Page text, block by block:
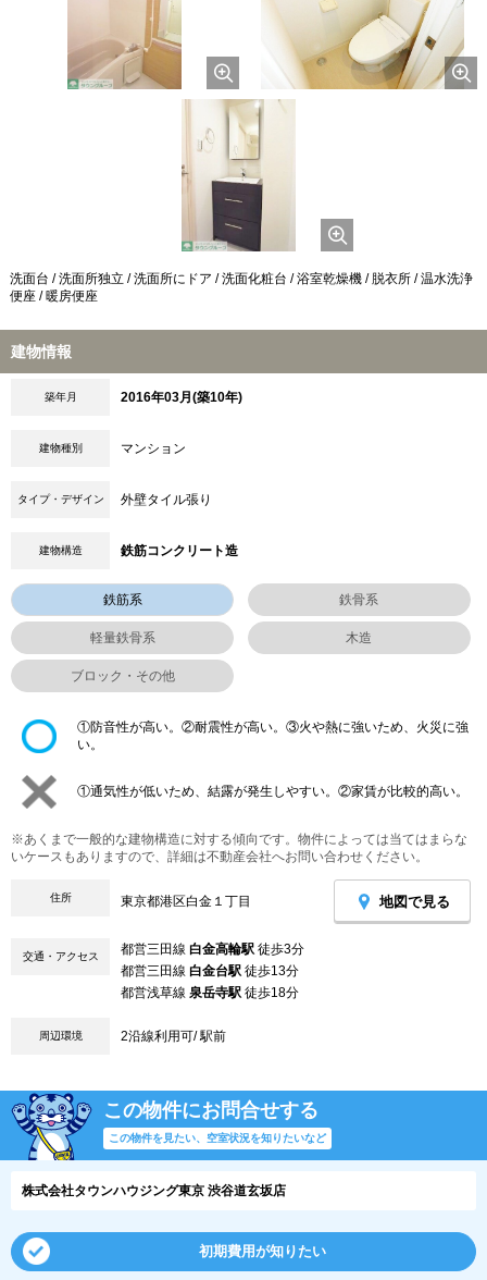
洗面台 / 洗面所独立 / 洗面所にドア / 洗面化粧台 / 浴室乾燥機 / 脱衣所 / 温水洗浄
便座 / 暖房便座
建物情報
築年月 2016年03月(築10年)
建物種別 マンション
タイプ・デザイン 外壁タイル張り
建物構造 鉄筋コンクリート造
鉄筋系 鉄骨系
軽量鉄骨系 木造
ブロック・その他
①防音性が高い。②耐震性が高い。③火や熱に強いため、火災に強
い。
①通気性が低いため、結露が発生しやすい。②家賃が比較的高い。
※あくまで一般的な建物構造に対する傾向です。物件によっては当てはまらな
いケースもありますので、詳細は不動産会社へお問い合わせください。
住所 東京都港区白金１丁目 地図で見る
交通・アクセス 都営三田線 白金高輪駅 徒歩3分
都営三田線 白金台駅 徒歩13分
都営浅草線 泉岳寺駅 徒歩18分
周辺環境 2沿線利用可/ 駅前
この物件にお問合せする
この物件を見たい、空室状況を知りたいなど
株式会社タウンハウジング東京 渋谷道玄坂店
初期費用が知りたい